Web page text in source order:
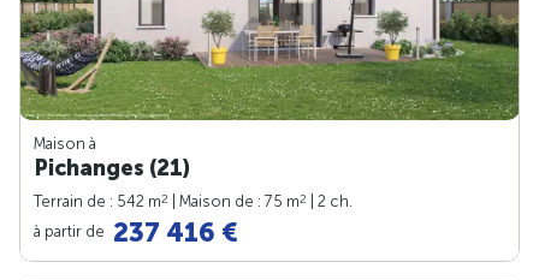
Maison à
Pichanges (21)
Terrain de : 542 m2 | Maison de : 75 m2
| 2 ch.
à partir de 237 416 €